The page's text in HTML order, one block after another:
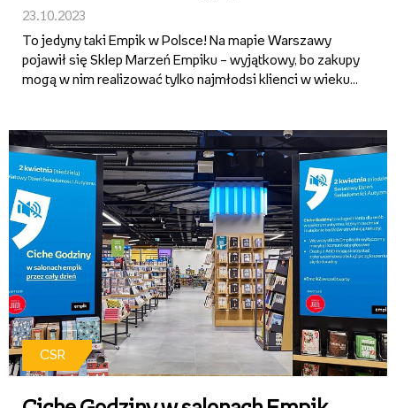
23.10.2023
To jedyny taki Empik w Polsce! Na mapie Warszawy
pojawił się Sklep Marzeń Empiku – wyjątkowy, bo zakupy
mogą w nim realizować tylko najmłodsi klienci w wieku
...
CSR